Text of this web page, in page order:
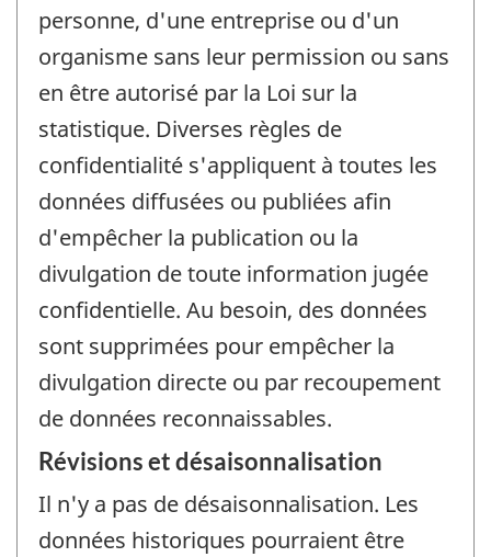
personne, d'une entreprise ou d'un
organisme sans leur permission ou sans
en être autorisé par la Loi sur la
statistique. Diverses règles de
confidentialité s'appliquent à toutes les
données diffusées ou publiées afin
d'empêcher la publication ou la
divulgation de toute information jugée
confidentielle. Au besoin, des données
sont supprimées pour empêcher la
divulgation directe ou par recoupement
de données reconnaissables.
Révisions et désaisonnalisation
Il n'y a pas de désaisonnalisation. Les
données historiques pourraient être